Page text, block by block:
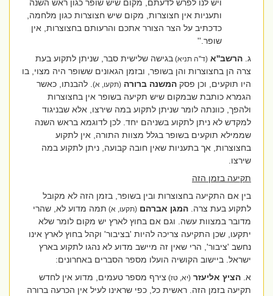
ויש לנו לפרש לדעתם, מקום שיש שופר כגון ראש השנה
ותעניות אין חצוצרות, מקום שיש חצוצרות כגון מלחמה,
כדכתיב על הצר הצורר אתכם והרעותם בחצוצרות, אין
שופר.''
הרשב''א (ד''ה תניא)בגישה שלישית סבר, שניתן לתקוע בעת
צרה הן בחצוצרות והן בשופר, ובזמן הגאונים ששופר היה מצוי, בו
היו תוקעים, וכן פסקהמשנה ברורה (תקעו, א) . להבנתו, כאשר
הגמרא כותבת שבמקום שיש תקיעה בשופר אין בחצוצרות
ולהפך, כוונתה לומר שניתן לתקוע במה שירצו, אלא שבניגוד
למקדש לא ניתן לתקוע בשניהם יחד. לכן לדוגמא בראש השנה
שממילא תוקעים בשופר בגלל מצוות התורה, אין לתקוע
בחצוצרות, אך בתעניות שאין חובה קבועה, ניתן לתקוע במה
שירצו.
תקיעה בזמן הזה
בין אם התקיעה בחצוצרות ובין בשופר, בזמן הזה לא מקובל
לתקוע בעת צרה.המגן אברהם (תקעו, א) תמה מדוע לא, שהרי
מדובר במצוות עשה. וגם אם בחוץ לארץ יש מקום לומר שלא
יתקעו, שכן התקיעה צריכה להיות 'בציבור' וקהל בחוץ לארץ אינו
נחשב 'ציבור', הרי שאין זה מיישב מדוע לא נהגו לתקוע בארץ
ישראל. ביישוב הקושיה הועלו מספר הסברים באחרונים:
א.הציץ אליעזר (יא, טז)צירף מספר טעמים, מדוע אין לחדש
תקיעה בזמן הזה. ראשית כל, כפי שראינו לעיל אין הכרעה ברורה